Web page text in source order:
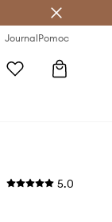
JournalPomoc
5.0